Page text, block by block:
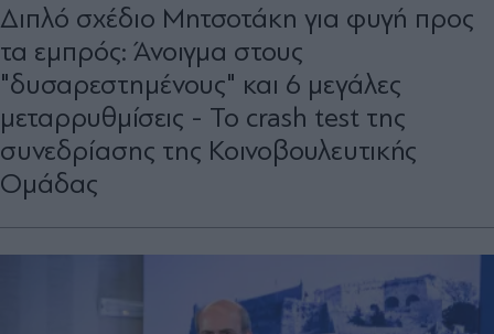
Διπλό σχέδιο Μητσοτάκη για φυγή προς
τα εμπρός: Άνοιγμα στους
"δυσαρεστημένους" και 6 μεγάλες
μεταρρυθμίσεις - Το crash test της
συνεδρίασης της Κοινοβουλευτικής
Ομάδας